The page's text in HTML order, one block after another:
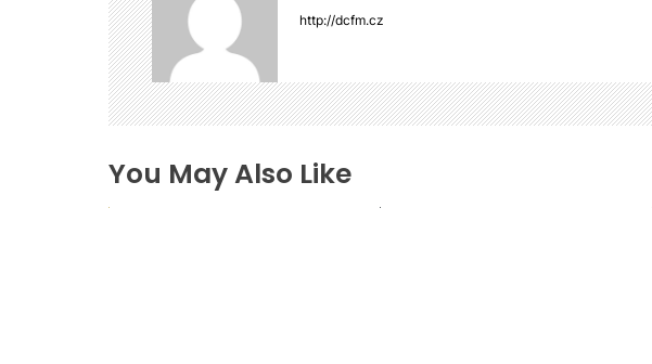
p
r
o
p
ř
s
p
http://dcfm.cz
You May Also Like